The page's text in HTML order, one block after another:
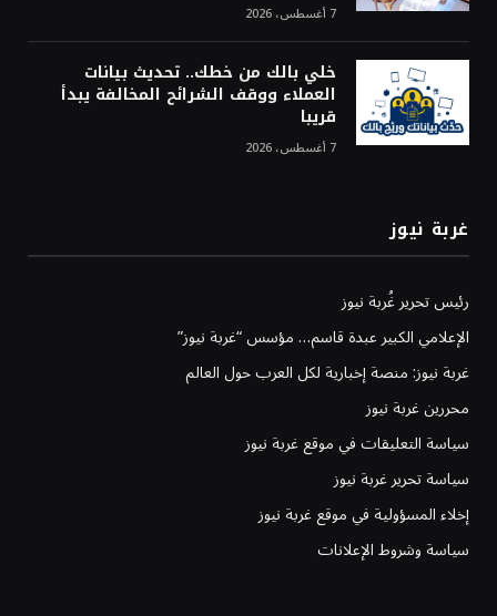
7 أغسطس، 2026
خلي بالك من خطك.. تحديث بيانات
العملاء ووقف الشرائح المخالفة يبدأ
قريبا
7 أغسطس، 2026
غربة نيوز
رئيس تحرير غُربة نيوز
الإعلامي الكبير عبدة قاسم… مؤسس “غربة نيوز”
غربة نيوز: منصة إخبارية لكل العرب حول العالم
محررين غربة نيوز
سياسة التعليقات في موقع غربة نيوز
سياسة تحرير غربة نيوز
إخلاء المسؤولية في موقع غربة نيوز
سياسة وشروط الإعلانات